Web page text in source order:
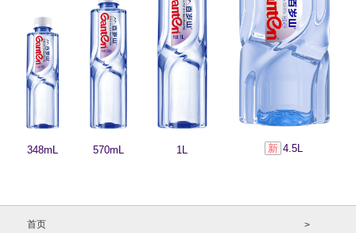
348mL 570mL 1L 新 4.5L
首页 >